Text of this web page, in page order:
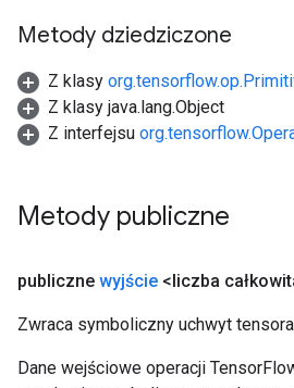
Metody dziedziczone
Z klasy
Z klasy java.lang.Object
Z interfejsu
Metody publiczne
publiczne wyjście <liczba
Zwraca symboliczny uchwyt
Dane wejściowe operacji